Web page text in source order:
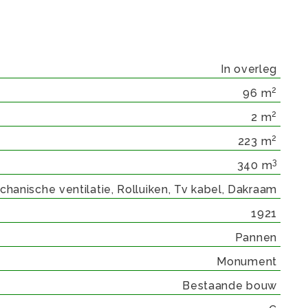
In overleg
96 m2
2 m2
223 m2
340 m3
ventilatie, Rolluiken, Tv kabel, Dakraam
1921
Pannen
Monument
Bestaande bouw